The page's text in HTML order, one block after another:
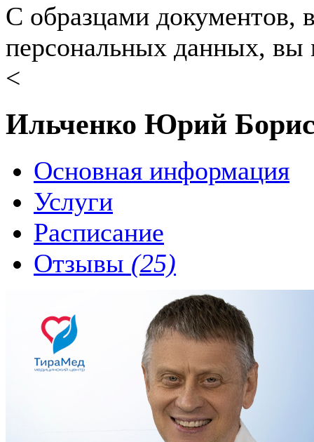
С образцами документов,
персональных данных, вы
<
Ильченко Юрий
Основная информация
Услуги
Расписание
Отзывы (25)